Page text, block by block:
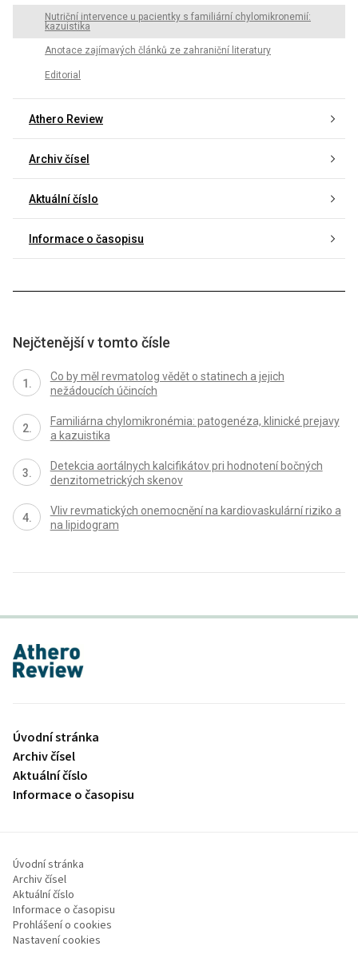
Nutriční intervence u pacientky s familiární chylomikronemií:
kazuistika
Anotace zajímavých článků ze zahraniční literatury
Editorial
Athero Review
Archiv čísel
Aktuální číslo
Informace o časopisu
Nejčtenější v tomto čísle
Co by měl revmatolog vědět o statinech a jejich
nežádoucích účincích
Familiárna chylomikronémia: patogenéza, klinické prejavy
a kazuistika
Detekcia aortálnych kalcifikátov pri hodnotení bočných
denzitometrických skenov
Vliv revmatických onemocnění na kardiovaskulární riziko a
na lipidogram
proLékaře.cz
Úvodní stránka
Archiv čísel
Aktuální číslo
Informace o časopisu
Úvodní stránka
Archiv čísel
Aktuální číslo
Informace o časopisu
Prohlášení o cookies
Nastavení cookies